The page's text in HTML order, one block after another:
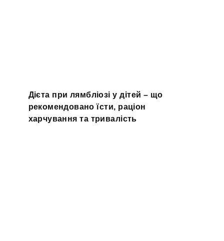
Дієта при лямбліозі у дітей – що
рекомендовано їсти, раціон
харчування та тривалість